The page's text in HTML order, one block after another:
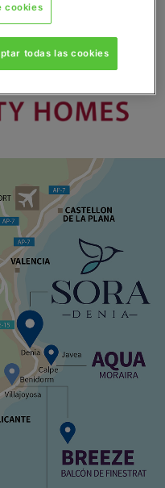
cookies
todas las cookies